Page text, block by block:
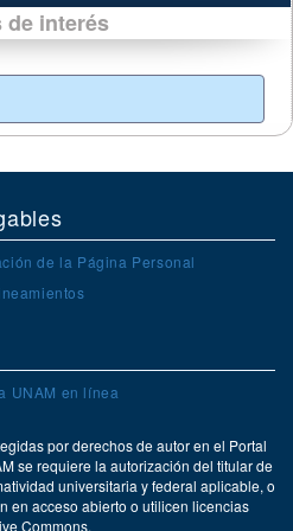
de interés
de la Página Personal
UNAM en línea
por derechos de autor en el Portal
se requiere la autorización del titular de
universitaria y federal aplicable, o
en acceso abierto o utilicen licencias
Commons.